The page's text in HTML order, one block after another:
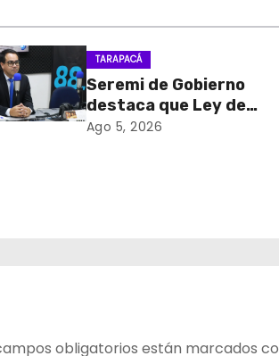
TARAPACÁ
Seremi de Gobierno
destaca que Ley de
Reconstrucción
Ago 5, 2026
obligatorios están marcados